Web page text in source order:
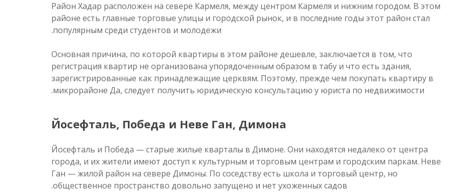
Район Хадар расположен на севере Кармеля, между центром Кармеля и нижним городом. В этом
районе есть главные торговые улицы и городской рынок, и в последние годы этот район стал
популярным среди студентов и молодежи.
Основная причина, по которой квартиры в этом районе дешевле, заключается в том, что
регистрация квартир не организована упорядоченным образом в табу и что есть здания,
зарегистрированные как принадлежащие церквям. Поэтому, прежде чем покупать квартиру в
микрорайоне Да, следует получить юридическую консультацию у юриста по недвижимости.
Йосефталь, Победа и Неве Ган, Димона
Йосефталь и Победа — старые жилые кварталы в Димоне. Они находятся недалеко от центра
города, и их жители имеют доступ к культурным и торговым центрам и городским паркам. Неве
Ган — жилой район на севере Димоны. По соседству есть школа и торговый центр, но
общественное пространство довольно запущено и нет ухоженных садов.